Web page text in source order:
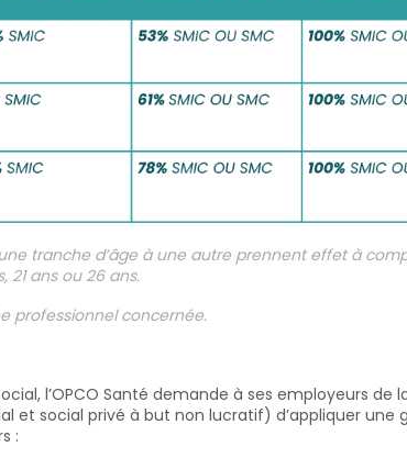
tranche d’âge à une autre prennent effet à
21 ans ou 26 ans.
professionnel concernée.
l’OPCO Santé demande à ses employeurs de
et social privé à but non lucratif) d’appliquer une
: